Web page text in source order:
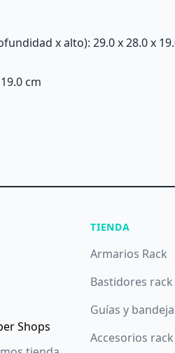
x alto): 29.0 x 28.0 x
cm
Shops
TIENDA
Armarios Rack
Bastidores rack
Guías y
Accesorios rack